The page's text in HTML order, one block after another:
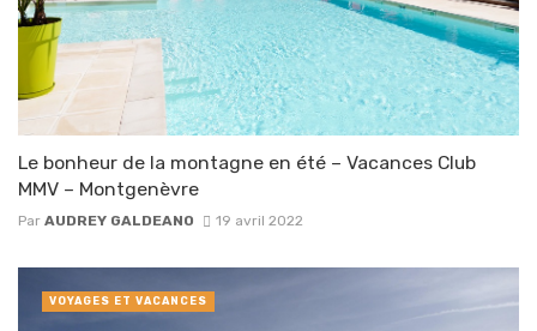
Le bonheur de la montagne en été – Vacances Club
MMV – Montgenèvre
Par AUDREY GALDEANO 19 avril 2022
VOYAGES ET VACANCES